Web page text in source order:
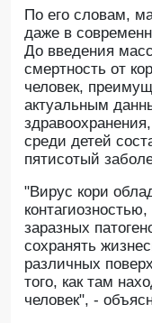
По его словам,
даже в
До введения
смертность от
человек,
актуальным
среди детей
пятисотый
"Вирус кори
заразных
сохранять
различных
того, как там
человек", -